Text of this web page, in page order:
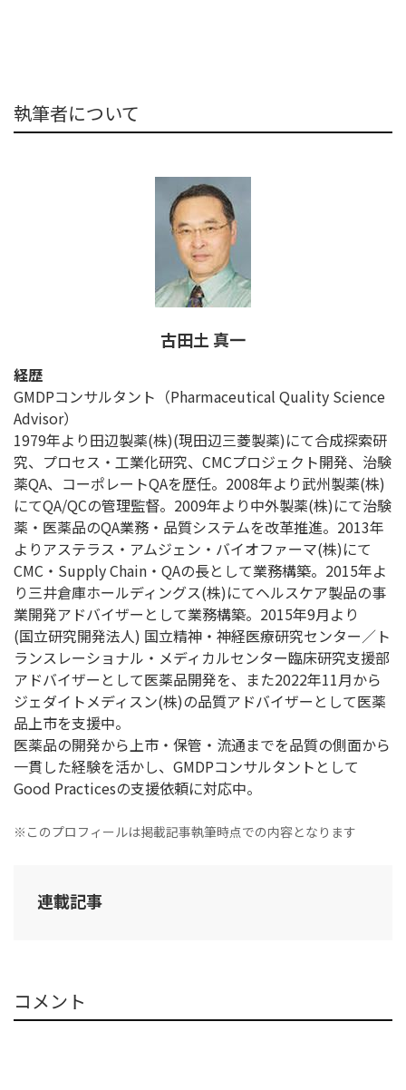
執筆者について
古田土 真一
経歴
GMDPコンサルタント（Pharmaceutical Quality Science
Advisor）
1979年より田辺製薬(株)(現田辺三菱製薬)にて合成探索研
究、プロセス・工業化研究、CMCプロジェクト開発、治験
薬QA、コーポレートQAを歴任。2008年より武州製薬(株)
にてQA/QCの管理監督。2009年より中外製薬(株)にて治験
薬・医薬品のQA業務・品質システムを改革推進。2013年
よりアステラス・アムジェン・バイオファーマ(株)にて
CMC・Supply Chain・QAの長として業務構築。2015年よ
り三井倉庫ホールディングス(株)にてヘルスケア製品の事
業開発アドバイザーとして業務構築。2015年9月より
(国立研究開発法人) 国立精神・神経医療研究センター／ト
ランスレーショナル・メディカルセンター臨床研究支援部
アドバイザーとして医薬品開発を、また2022年11月から
ジェダイトメディスン(株)の品質アドバイザーとして医薬
品上市を支援中。
医薬品の開発から上市・保管・流通までを品質の側面から
一貫した経験を活かし、GMDPコンサルタントとして
Good Practicesの支援依頼に対応中。
※このプロフィールは掲載記事執筆時点での内容となります
連載記事
コメント